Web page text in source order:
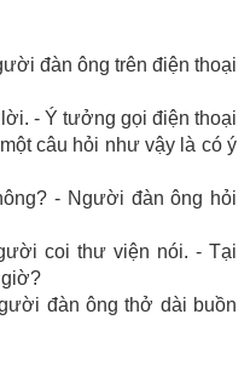
đàn ông trên điện thoại
- Ý tưởng gọi điện thoại
câu hỏi như vậy là có ý
- Người đàn ông hỏi
coi thư viện nói. - Tại
giờ?
đàn ông thở dài buồn